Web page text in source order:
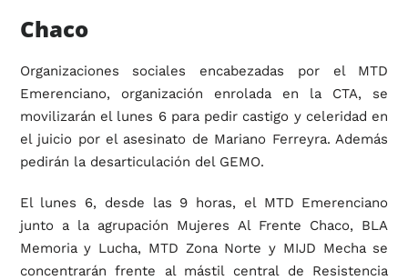
Chaco
Organizaciones sociales encabezadas por el MTD
Emerenciano, organización enrolada en la CTA, se
movilizarán el lunes 6 para pedir castigo y celeridad en
el juicio por el asesinato de Mariano Ferreyra. Además
pedirán la desarticulación del GEMO.
El lunes 6, desde las 9 horas, el MTD Emerenciano
junto a la agrupación Mujeres Al Frente Chaco, BLA
Memoria y Lucha, MTD Zona Norte y MIJD Mecha se
concentrarán frente al mástil central de Resistencia